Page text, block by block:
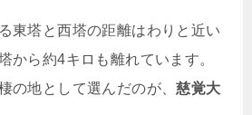
東塔と西塔の距離はわりと近い
から約4キロも離れています。
の地として選んだのが、慈覚大